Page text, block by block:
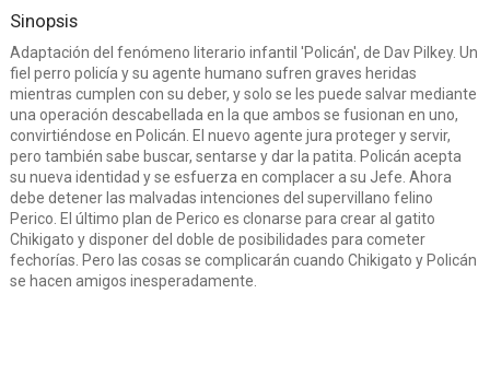
Sinopsis
Adaptación del fenómeno literario infantil 'Policán', de Dav Pilkey. Un
fiel perro policía y su agente humano sufren graves heridas
mientras cumplen con su deber, y solo se les puede salvar mediante
una operación descabellada en la que ambos se fusionan en uno,
convirtiéndose en Policán. El nuevo agente jura proteger y servir,
pero también sabe buscar, sentarse y dar la patita. Policán acepta
su nueva identidad y se esfuerza en complacer a su Jefe. Ahora
debe detener las malvadas intenciones del supervillano felino
Perico. El último plan de Perico es clonarse para crear al gatito
Chikigato y disponer del doble de posibilidades para cometer
fechorías. Pero las cosas se complicarán cuando Chikigato y Policán
se hacen amigos inesperadamente.